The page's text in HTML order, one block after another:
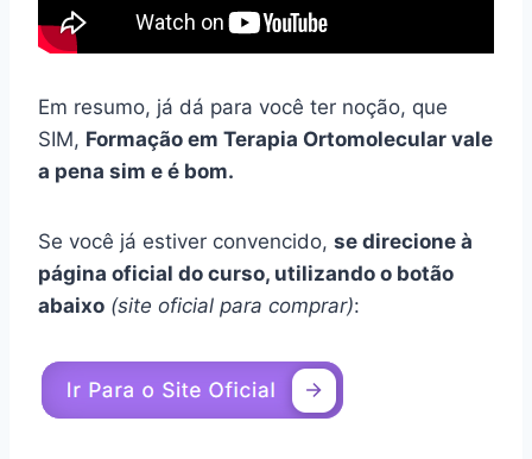
Em resumo, já dá para você ter noção, que
SIM, Formação em Terapia Ortomolecular vale
a pena sim e é bom.
Se você já estiver convencido, se direcione à
página oficial do curso, utilizando o botão
abaixo (site oficial para comprar):